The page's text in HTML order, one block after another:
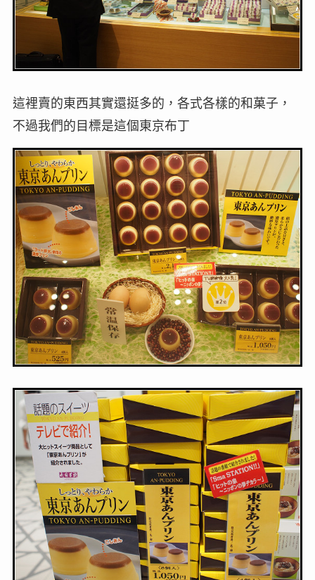
這裡賣的東西其實還挺多的，各式各樣的和菓子，
不過我們的目標是這個東京布丁